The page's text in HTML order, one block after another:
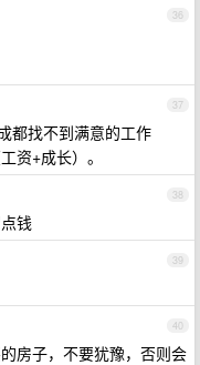
36
37
都找不到满意的工作
资+成长）。
38
钱
39
40
房子，不要犹豫，否则会